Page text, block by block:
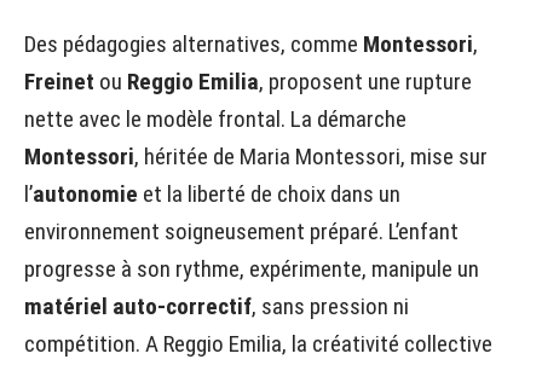
Des pédagogies alternatives, comme Montessori,
Freinet ou Reggio Emilia, proposent une rupture
nette avec le modèle frontal. La démarche
Montessori, héritée de Maria Montessori, mise sur
l’autonomie et la liberté de choix dans un
environnement soigneusement préparé. L’enfant
progresse à son rythme, expérimente, manipule un
matériel auto-correctif, sans pression ni
compétition. A Reggio Emilia, la créativité collective